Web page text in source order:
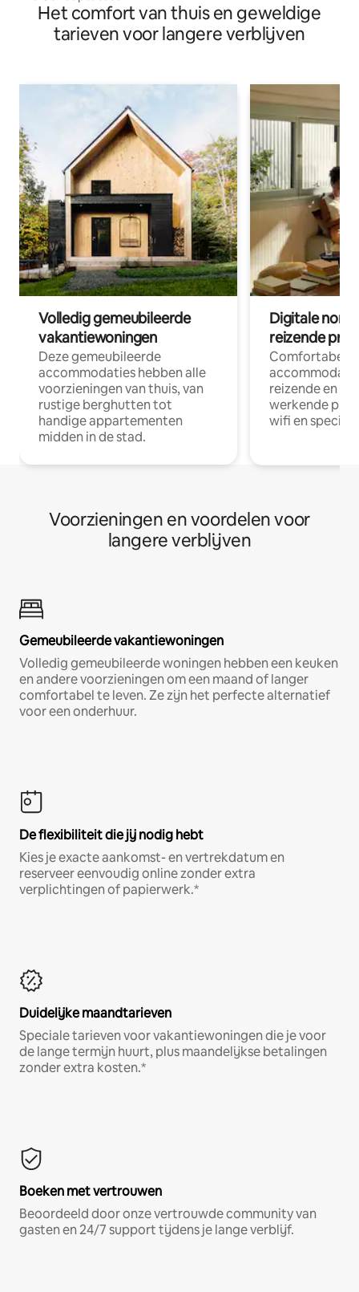
Het comfort van thuis en geweldige
tarieven voor langere verblijven
Volledig gemeubileerde
vakantiewoningen
Deze gemeubileerde
accommodaties hebben alle
voorzieningen van thuis, van
rustige berghutten tot
handige appartementen
midden in de stad.
Digitale
reizende
Comfortabele
reizende en
werkende
wifi en
Voorzieningen en voordelen voor
langere verblijven
Gemeubileerde vakantiewoningen
Volledig gemeubileerde woningen hebben een keuken
en andere voorzieningen om een maand of langer
comfortabel te leven. Ze zijn het perfecte alternatief
voor een onderhuur.
De flexibiliteit die jij nodig hebt
Kies je exacte aankomst- en vertrekdatum en
reserveer eenvoudig online zonder extra
verplichtingen of papierwerk.*
Duidelijke maandtarieven
Speciale tarieven voor vakantiewoningen die je voor
de lange termijn huurt, plus maandelijkse betalingen
zonder extra kosten.*
Boeken met vertrouwen
Beoordeeld door onze vertrouwde community van
gasten en 24/7 support tijdens je lange verblijf.